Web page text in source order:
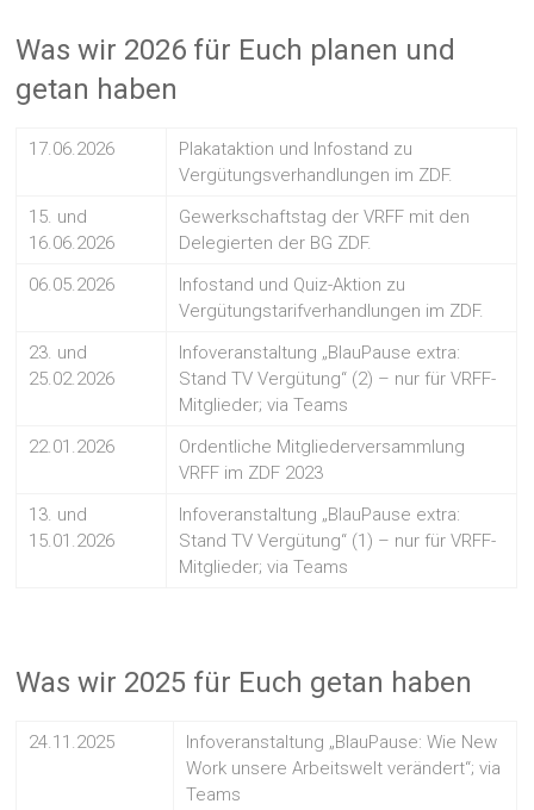
Was wir 2026 für Euch planen und
getan haben
17.06.2026
Plakataktion und Infostand zu
Vergütungsverhandlungen im ZDF.
15. und
16.06.2026
Gewerkschaftstag der VRFF mit den
Delegierten der BG ZDF.
06.05.2026
Infostand und Quiz-Aktion zu
Vergütungstarifverhandlungen im ZDF.
23. und
25.02.2026
Infoveranstaltung „BlauPause extra:
Stand TV Vergütung“ (2) – nur für VRFF-
Mitglieder; via Teams
22.01.2026
Ordentliche Mitgliederversammlung
VRFF im ZDF 2023
13. und
15.01.2026
Infoveranstaltung „BlauPause extra:
Stand TV Vergütung“ (1) – nur für VRFF-
Mitglieder; via Teams
Was wir 2025 für Euch getan haben
24.11.2025
Infoveranstaltung „BlauPause: Wie New
Work unsere Arbeitswelt verändert“; via
Teams